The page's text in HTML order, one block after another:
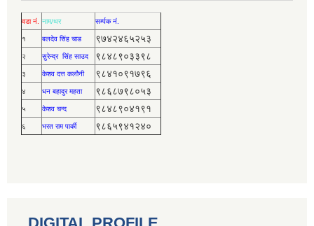
वडा नं. नाम/थर सर्म्पक नं.
१ बलदेव सिंह चाड ९७४२४६५२५३
२ सुरेन्द्र सिंह साउद ९८४८९०३३९८
३ केशव दत्त कलौनी ९८४१०९१७९६
४ धन बहादुर महता ९८६८७९८०५३
५ केशव चन्द ९८४८९०४१९१
६ भरत राम पार्की ९८६५९४१२४०